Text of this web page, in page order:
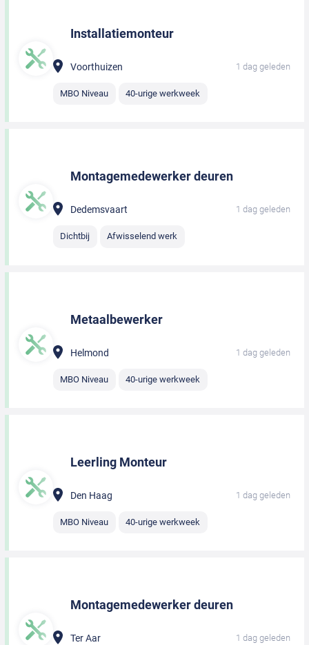
Installatiemonteur
Voorthuizen 1 dag geleden
MBO Niveau 40-urige werkweek
Montagemedewerker deuren
Dedemsvaart 1 dag geleden
Dichtbij Afwisselend werk
Metaalbewerker
Helmond 1 dag geleden
MBO Niveau 40-urige werkweek
Leerling Monteur
Den Haag 1 dag geleden
MBO Niveau 40-urige werkweek
Montagemedewerker deuren
Ter Aar 1 dag geleden